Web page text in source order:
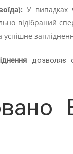
У випадках
відібраний
дозволяє